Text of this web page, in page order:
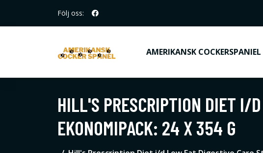
Följ oss:
AMERIKANSK COCKERSPANIEL
HILL'S PRESCRIPTION DIET I/
EKONOMIPACK: 24 X 354 G